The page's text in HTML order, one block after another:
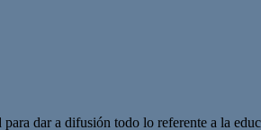
dar a difusión todo lo referente a la